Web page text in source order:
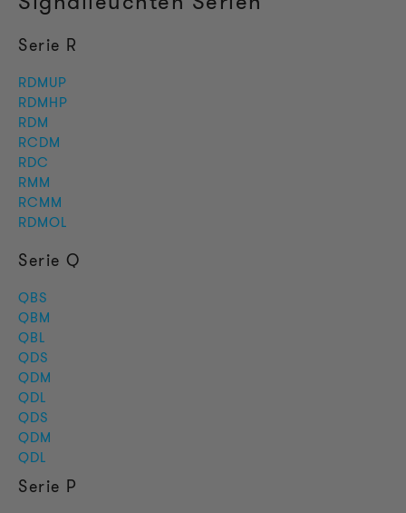
Serie R
RDMUP
RDMHP
RDM
RCDM
RDC
RMM
RCMM
RDMOL
Serie Q
QBS
QBM
QBL
QDS
QDM
QDL
QDS
QDM
QDL
Serie P